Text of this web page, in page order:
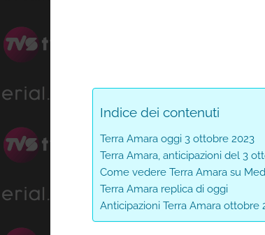
Indice dei contenuti
Terra Amara oggi 3 ottobre 2023
Terra Amara, anticipazioni del 3
Come vedere Terra Amara su
Terra Amara replica di oggi
Anticipazioni Terra Amara ottobre